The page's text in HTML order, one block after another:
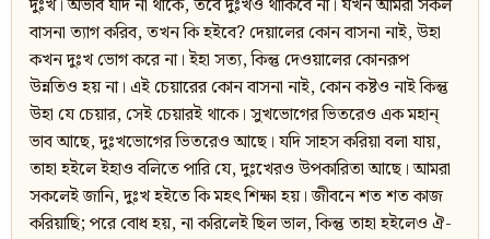
দুঃখ। অভাব যদি না থাকে, তবে দুঃখও থাকিবে না। যখন আমরা সকল
বাসনা ত্যাগ করিব, তখন কি হইবে? দেয়ালের কোন বাসনা নাই, উহা
কখন দুঃখ ভোগ করে না। ইহা সত্য, কিন্তু দেওয়ালের কোনরূপ
উন্নতিও হয় না। এই চেয়ারের কোন বাসনা নাই, কোন কষ্টও নাই কিন্তু
উহা যে চেয়ার, সেই চেয়ারই থাকে। সুখভোগের ভিতরেও এক মহান‍্
ভাব আছে, দুঃখভোগের ভিতরেও আছে। যদি সাহস করিয়া বলা যায়,
তাহা হইলে ইহাও বলিতে পারি যে, দুঃখেরও উপকারিতা আছে। আমরা
সকলেই জানি, দুঃখ হইতে কি মহৎ শিক্ষা হয়। জীবনে শত শত কাজ
করিয়াছি; পরে বোধ হয়, না করিলেই ছিল ভাল, কিন্তু তাহা হইলেও ঐ-